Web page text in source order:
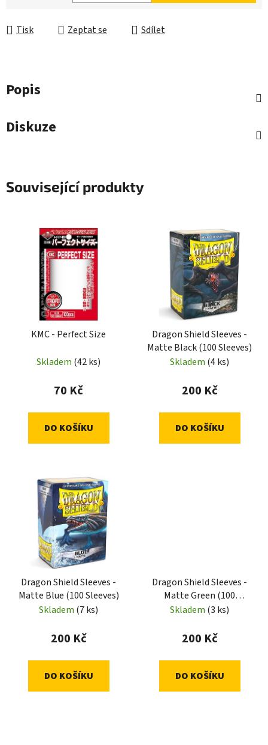
Tisk Zeptat se Sdílet
Popis
Diskuze
Související produkty
KMC - Perfect Size
Skladem (42 ks)
70 Kč
DO KOŠÍKU
Dragon Shield Sleeves -
Matte Black (100 Sleeves)
Skladem (4 ks)
200 Kč
DO KOŠÍKU
Dragon Shield Sleeves -
Matte Blue (100 Sleeves)
Skladem (7 ks)
200 Kč
DO KOŠÍKU
Dragon Shield Sleeves -
Matte Green (100
Sleeves)
Skladem (3 ks)
200 Kč
DO KOŠÍKU